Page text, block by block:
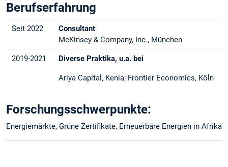
Berufserfahrung
Seit 2022
Consultant
McKinsey & Company, Inc., München
2019-2021 Diverse Praktika, u.a. bei
Ariya Capital, Kenia; Frontier Economics, Köln
Forschungsschwerpunkte:
Energiemärkte, Grüne Zertifikate, Erneuerbare Energien in Afrika